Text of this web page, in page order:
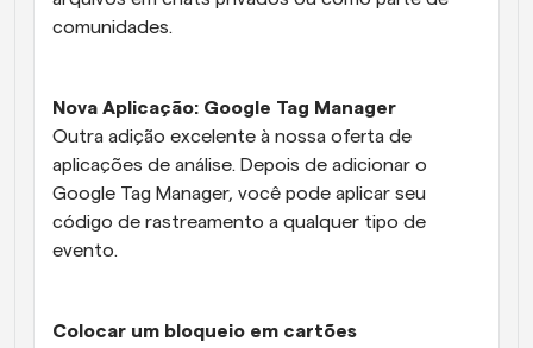
comunidades.
Nova Aplicação: Google Tag Manager
Outra adição excelente à nossa oferta de
aplicações de análise. Depois de adicionar o
Google Tag Manager, você pode aplicar seu
código de rastreamento a qualquer tipo de
evento.
Colocar um bloqueio em cartões